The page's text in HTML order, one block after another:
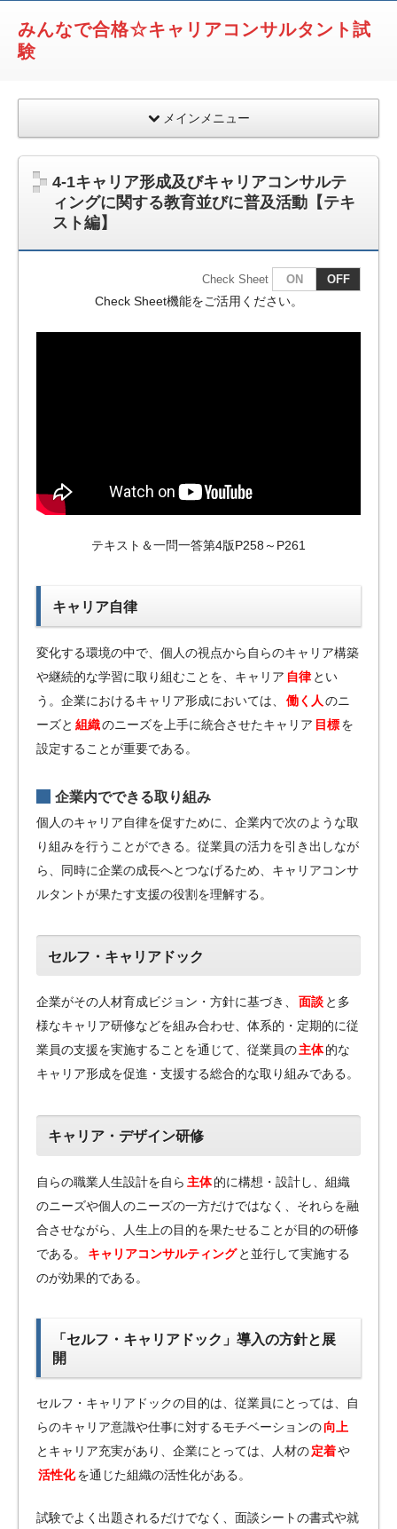
みんなで合格☆キャリアコンサルタント試
験
メインメニュー
4-1キャリア形成及びキャリアコンサルテ
ィングに関する教育並びに普及活動【テキ
スト編】
Check Sheet ON OFF
Check Sheet機能をご活用ください。
テキスト＆一問一答第4版P258～P261
キャリア自律
変化する環境の中で、個人の視点から自らのキャリア構築
や継続的な学習に取り組むことを、キャリア 自律 とい
う。企業におけるキャリア形成においては、
働く人 のニ
ーズと 組織のニーズを上手に統合させたキャリア 目標を
設定することが重要である。
企業内でできる取り組み
個人のキャリア自律を促すために、企業内で次のような取
り組みを行うことができる。従業員の活力を引き出しなが
ら、同時に企業の成長へとつなげるため、キャリアコンサ
ルタントが果たす支援の役割を理解する。
セルフ・キャリアドック
企業がその人材育成ビジョン・方針に基づき、 面談 と多
様なキャリア研修などを組み合わせ、体系的・定期的に従
業員の支援を実施することを通じて、従業員の主体的な
キャリア形成を促進・支援する総合的な取り組みである。
キャリア・デザイン研修
自らの職業人生設計を自ら 主体的に構想・設計し、組織
のニーズや個人のニーズの一方だけではなく、それらを融
合させながら、人生上の目的を果たせることが目的の研修
である。
キャリアコンサルティング と並行して実施する
のが効果的である。
「セルフ・キャリアドック」導入の方針と展
開
セルフ・キャリアドックの目的は、従業員にとっては、自
らのキャリア意識や仕事に対するモチベーションの向上
とキャリア充実があり、企業にとっては、人材の定着や
活性化を通じた組織の活性化がある。
試験でよく出題されるだけでなく、面談シートの書式や就